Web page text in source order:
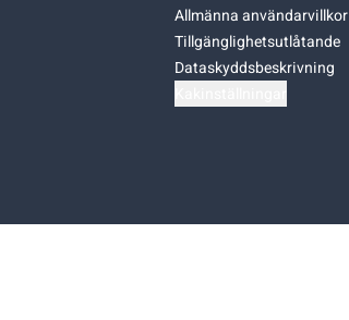
Allmänna användarvillkor
Tillgänglighetsutlåtande
Dataskyddsbeskrivning